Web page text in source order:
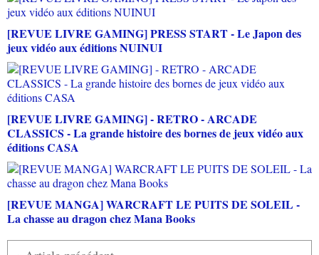
[REVUE LIVRE GAMING] PRESS START - Le Japon des
jeux vidéo aux éditions NUINUI
[REVUE LIVRE GAMING] - RETRO - ARCADE
CLASSICS - La grande histoire des bornes de jeux vidéo aux
éditions CASA
[REVUE MANGA] WARCRAFT LE PUITS DE SOLEIL -
La chasse au dragon chez Mana Books